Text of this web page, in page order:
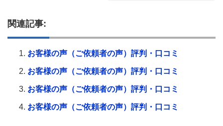
関連記事:
お客様の声（ご依頼者の声）評判・口コミ
お客様の声（ご依頼者の声）評判・口コミ
お客様の声（ご依頼者の声）評判・口コミ
お客様の声（ご依頼者の声）評判・口コミ